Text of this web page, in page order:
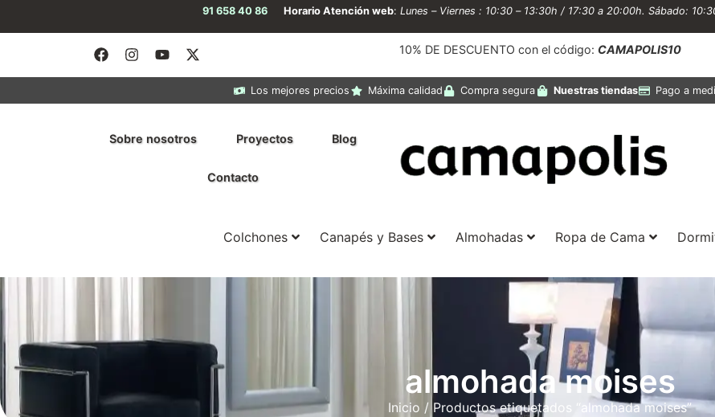
91 658 40 86 Horario Atención web: Lunes – Viernes : 10:30 – 13:30h / 17:30 a 20:00h. Sábado:
10% DE DESCUENTO con el código: CAMAPOLIS10
Los mejores precios Máxima calidad Compra segura Nuestras tiendas Pago a
Sobre nosotros Proyectos Blog
Contacto
Colchones Canapés y Bases Almohadas Ropa de Cama
almohada moises
Inicio / Productos etiquetados “almohada moises”